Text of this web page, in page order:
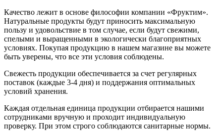
Качество лежит в основе философии компании «Фруктим».
Натуральные продукты будут приносить максимальную
пользу и удовольствие в том случае, если будут свежими,
cпелыми и выращенными в экологически благоприятных
условиях. Покупая продукцию в нашем магазине вы можете
быть уверены, что все эти условия соблюдены.
Свежесть продукции обеспечивается за счет регулярных
поставок (каждые 3-4 дня) и поддержания оптимальных
условий хранения.
Каждая отдельная единица продукции отбирается нашими
сотрудниками вручную и проходит индивидуальную
проверку. При этом строго соблюдаются санитарные нормы.